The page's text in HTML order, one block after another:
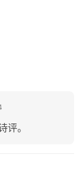
评。